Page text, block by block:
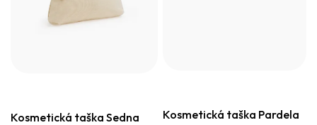
Kosmetická taška Sedna Kosmetická taška Pardela